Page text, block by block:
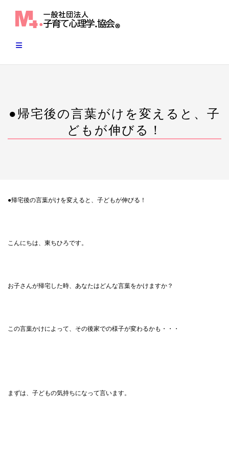
●帰宅後の言葉がけを変えると、子
どもが伸びる！
●帰宅後の言葉がけを変えると、子どもが伸びる！
こんにちは、東ちひろです。
お子さんが帰宅した時、あなたはどんな言葉をかけますか？
この言葉かけによって、その後家での様子が変わるかも・・・
まずは、子どもの気持ちになって言います。